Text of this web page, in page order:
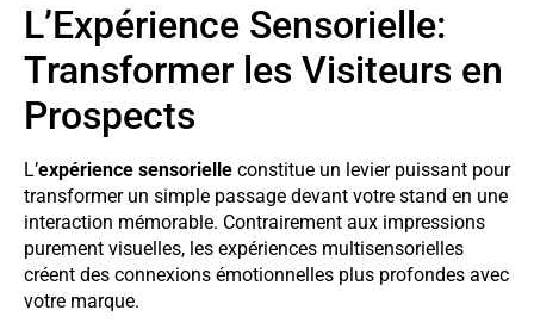
L’Expérience Sensorielle:
Transformer les Visiteurs en
Prospects
L’expérience sensorielle constitue un levier puissant pour
transformer un simple passage devant votre stand en une
interaction mémorable. Contrairement aux impressions
purement visuelles, les expériences multisensorielles
créent des connexions émotionnelles plus profondes avec
votre marque.